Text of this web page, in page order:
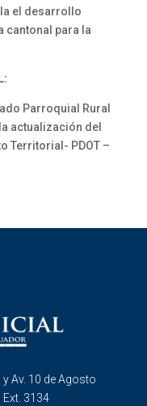
el desarrollo
cantonal para la
Parroquial Rural
actualización del
Territorial- PDOT –
Av. 10 de Agosto
3134